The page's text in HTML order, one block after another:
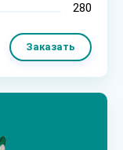
280
Заказать